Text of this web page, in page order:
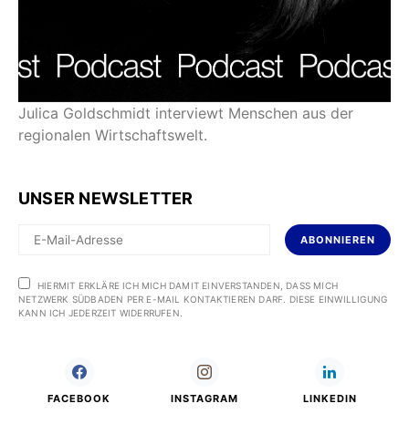
Julica Goldschmidt interviewt Menschen aus der
regionalen Wirtschaftswelt.
UNSER NEWSLETTER
ABONNIEREN
HIERMIT ERKLÄRE ICH MICH DAMIT EINVERSTANDEN, DASS MICH
NETZWERK SÜDBADEN PER E-MAIL KONTAKTIEREN DARF. DIESE EINWILLIGUNG
KANN ICH JEDERZEIT WIDERRUFEN.
FACEBOOK INSTAGRAM LINKEDIN